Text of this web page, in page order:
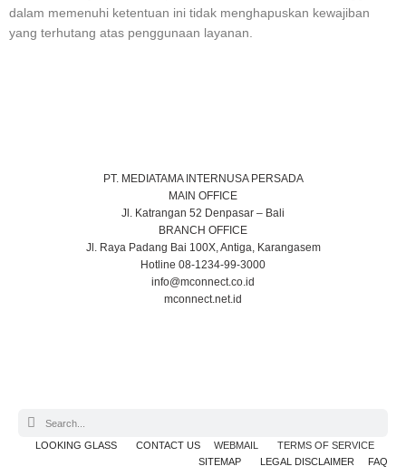
dalam memenuhi ketentuan ini tidak menghapuskan kewajiban
yang terhutang atas penggunaan layanan.
PT. MEDIATAMA INTERNUSA PERSADA
MAIN OFFICE
Jl. Katrangan 52 Denpasar – Bali
BRANCH OFFICE
Jl. Raya Padang Bai 100X, Antiga, Karangasem
Hotline 08-1234-99-3000
info@mconnect.co.id
mconnect.net.id
LOOKING GLASS CONTACT US WEBMAIL
TERMS OF SERVICE
SITEMAP
LEGAL DISCLAIMER FAQ